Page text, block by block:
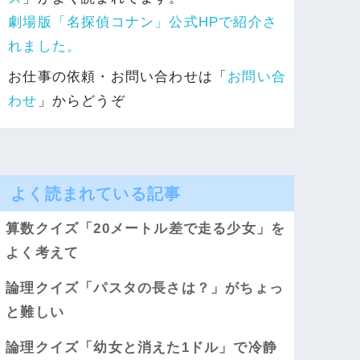
劇場版「名探偵コナン」公式HPで紹介さ
れました。
お仕事の依頼・お問い合わせは「 お問い合
わせ 」からどうぞ
よく読まれている記事
算数クイズ「20メートル差で走る少女」を
よく考えて
論理クイズ「パスタの長さは？」がちょっ
と難しい
論理クイズ「幼女と消えた1ドル」で冷静